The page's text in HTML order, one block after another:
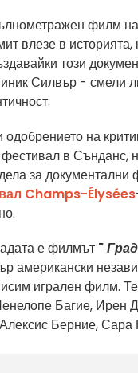
филм
влезе в историята,
този
Силвър - смели
на
в Сънданс,
за
Champs-Élysées
е филмът "
американски
игрален филм.
Багие, Ирен
Берние,